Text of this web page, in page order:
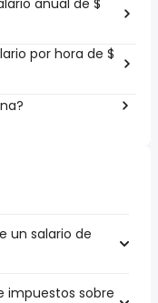
anual de $
por hora de $
un salario de
impuestos sobre